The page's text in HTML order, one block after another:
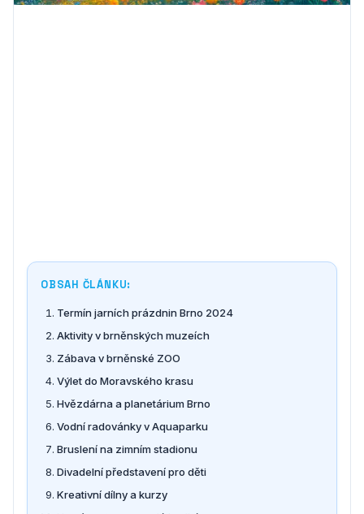
OBSAH ČLÁNKU:
Termín jarních prázdnin Brno 2024
Aktivity v brněnských muzeích
Zábava v brněnské ZOO
Výlet do Moravského krasu
Hvězdárna a planetárium Brno
Vodní radovánky v Aquaparku
Bruslení na zimním stadionu
Divadelní představení pro děti
Kreativní dílny a kurzy